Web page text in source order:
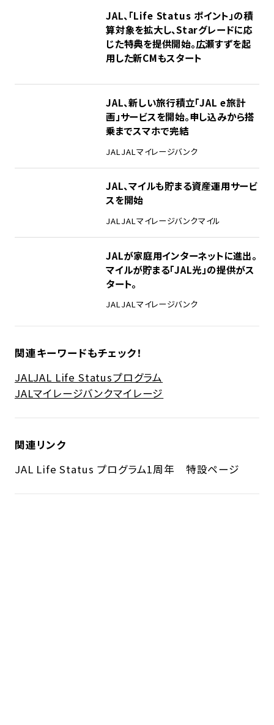
JAL、「Life Status ポイント」の積
算対象を拡大し、Starグレードに応
じた特典を提供開始。広瀬すずを起
用した新CMもスタート
JAL、新しい旅行積立「JAL e旅計
画」サービスを開始。申し込みから搭
乗までスマホで完結
JAL JALマイレージバンク
JAL、マイルも貯まる資産運用サービ
スを開始
JALJALマイレージバンクマイル
JALが家庭用インターネットに進出。
マイルが貯まる「JAL光」の提供がス
タート。
JALJALマイレージバンク
関連キーワードもチェック！
JALJAL Life Statusプログラム
JALマイレージバンクマイレージ
関連リンク
JAL Life Status プログラム1周年 特設ページ